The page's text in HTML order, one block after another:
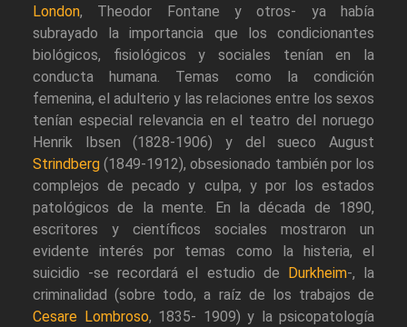
London, Theodor Fontane y otros- ya había
subrayado la importancia que los condicionantes
biológicos, fisiológicos y sociales tenían en la
conducta humana. Temas como la condición
femenina, el adulterio y las relaciones entre los sexos
tenían especial relevancia en el teatro del noruego
Henrik Ibsen (1828-1906) y del sueco August
Strindberg (1849-1912), obsesionado también por los
complejos de pecado y culpa, y por los estados
patológicos de la mente. En la década de 1890,
escritores y científicos sociales mostraron un
evidente interés por temas como la histeria, el
suicidio -se recordará el estudio de
Durkheim-, la
criminalidad (sobre todo, a raíz de los trabajos de
Cesare Lombroso, 1835- 1909) y la psicopatología